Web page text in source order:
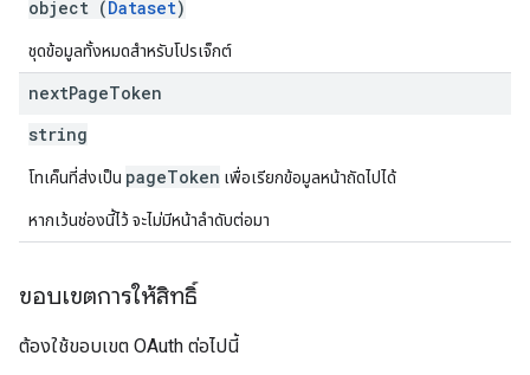
object (Dataset)
ชุดข้อมูลทั้งหมดสำหรับโปรเจ็กต์
nextPageToken
string
โทเค็นที่ส่งเป็น pageToken เพื่อเรียกข้อมูลหน้าถัดไปได้
หากเว้นช่องนี้ไว้ จะไม่มีหน้าลำดับต่อมา
ขอบเขตการให้สิทธิ์
ต้องใช้ขอบเขต OAuth ต่อไปนี้